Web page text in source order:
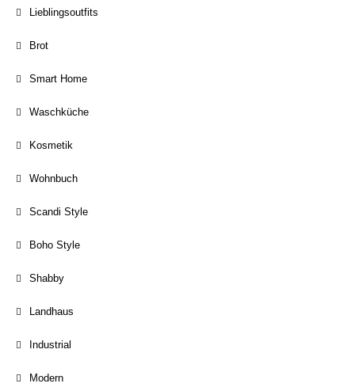
Lieblingsoutfits
Brot
Smart Home
Waschküche
Kosmetik
Wohnbuch
Scandi Style
Boho Style
Shabby
Landhaus
Industrial
Modern